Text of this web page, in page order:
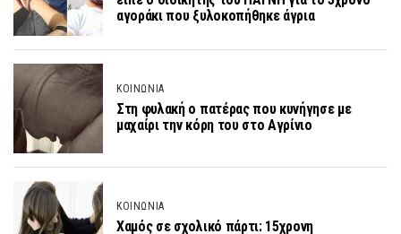
αγοράκι που ξυλοκοπήθηκε άγρια
ΚΟΙΝΩΝΙΑ
Στη φυλακή ο πατέρας που κυνήγησε με
μαχαίρι την κόρη του στο Αγρίνιο
ΚΟΙΝΩΝΙΑ
Χαμός σε σχολικό πάρτι: 15χρονη